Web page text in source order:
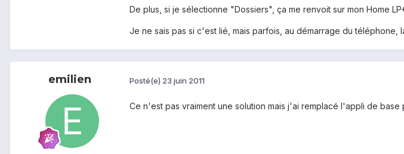
De plus, si je sélectionne "Dossiers", ça me renvoit sur mon Home
Je ne sais pas si c'est lié, mais parfois, au démarrage du
emilien Posté(e) 23 juin 2011
Ce n'est pas vraiment une solution mais j'ai remplacé l'appli de base